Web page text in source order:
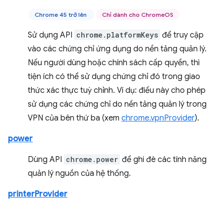
Chrome 45 trở lên Chỉ dành cho ChromeOS
Sử dụng API chrome.platformKeys để truy cập
vào các chứng chỉ ứng dụng do nền tảng quản lý.
Nếu người dùng hoặc chính sách cấp quyền, thì
tiện ích có thể sử dụng chứng chỉ đó trong giao
thức xác thực tuỳ chỉnh. Ví dụ: điều này cho phép
sử dụng các chứng chỉ do nền tảng quản lý trong
VPN của bên thứ ba (xem chrome.vpnProvider).
power
Dùng API chrome.power để ghi đè các tính năng
quản lý nguồn của hệ thống.
printerProvider